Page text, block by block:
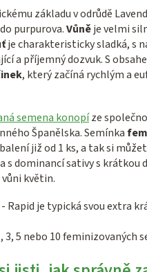
základu v odrůdě
purpurova.Vůněje velmi
je charakteristicky sladká, s
a příjemný dozvuk. S
, který začíná rychlým a
semena konopíze
Španělska. Semínka
již od 1 ks, a tak si
s dominancí sativy s krátkou
květin.
- Rapid je typická svou extra
3, 5 nebo 10 feminizovaných